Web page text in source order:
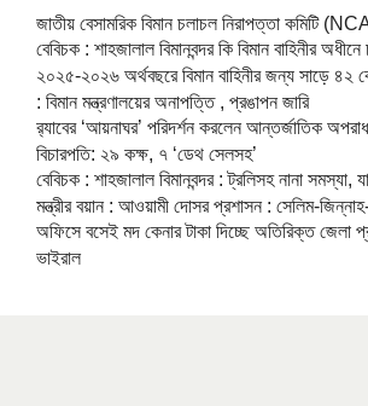
জাতীয় বেসামরিক বিমান চলাচল নিরাপত্তা কমিটি
বেবিচক : শাহজালাল বিমানবন্দর কি বিমান বাহিনীর
২০২৫-২০২৬ অর্থবছরে বিমান বাহিনীর জন্য সাড়ে ৪২
: বিমান মন্ত্রণালয়ের অনাপত্তি , প্রঙাপন জারি
র‍্যাবের ‘আয়নাঘর’ পরিদর্শন করলেন আন্তর্জাতিক
বিচারপতি: ২৯ কক্ষ, ৭ ‘ডেথ সেলসহ’
বেবিচক : শাহজালাল বিমানবন্দর : ট্রলিসহ নানা সমস্যা,
মন্ত্রীর বয়ান : আওয়ামী দোসর প্রশাসন : সেলিম-
অফিসে বসেই মদ কেনার টাকা দিচ্ছে অতিরিক্ত জেলা
ভাইরাল